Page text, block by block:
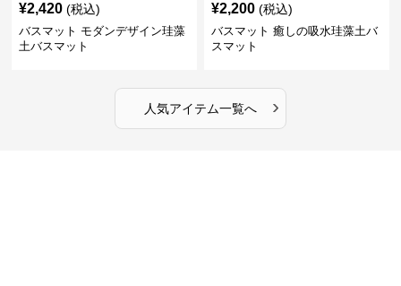
¥2,420 (税込)
バスマット モダンデザイン珪藻
土バスマット
¥2,200 (税込)
バスマット 癒しの吸水珪藻土バ
スマット
人気アイテム一覧へ ›